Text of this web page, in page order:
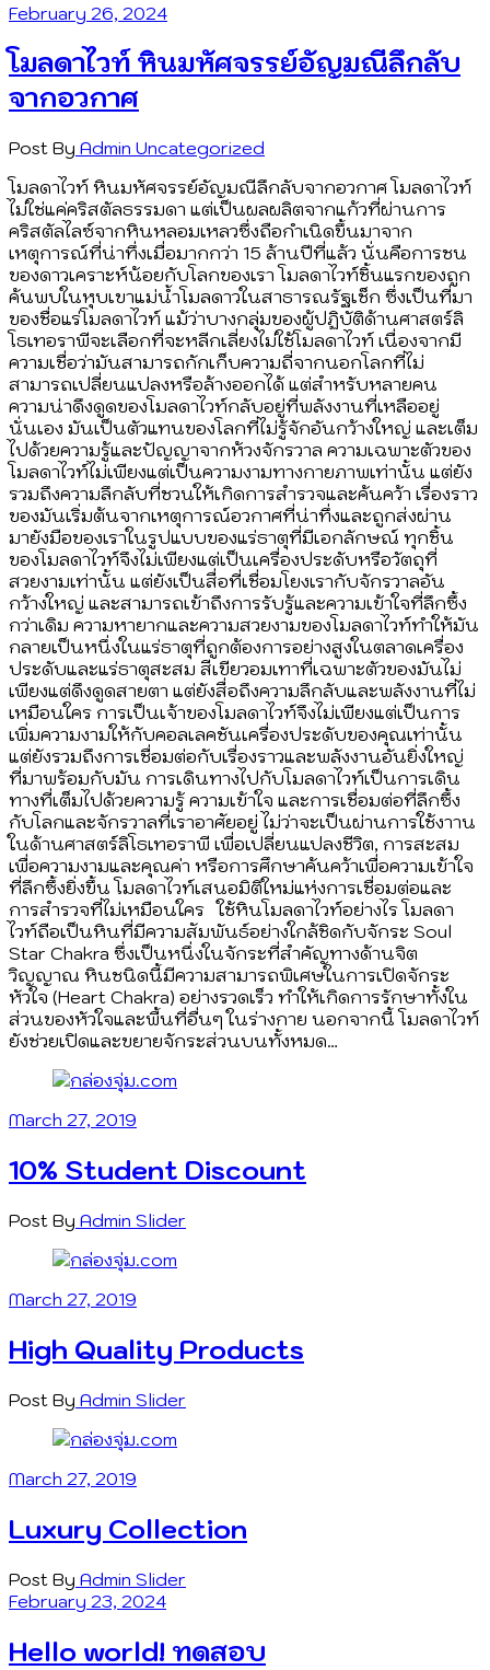
February 26, 2024
โมลดาไวท์ หินมหัศจรรย์อัญมณีลึกลับ
จากอวกาศ
Post By Admin Uncategorized
โมลดาไวท์ หินมหัศจรรย์อัญมณีลึกลับจากอวกาศ โมลดาไวท์
ไม่ใช่แค่คริสตัลธรรมดา แต่เป็นผลผลิตจากแก้วที่ผ่านการ
คริสตัลไลซ์จากหินหลอมเหลวซึ่งถือกำเนิดขึ้นมาจาก
เหตุการณ์ที่น่าทึ่งเมื่อมากกว่า 15 ล้านปีที่แล้ว นั่นคือการชน
ของดาวเคราะห์น้อยกับโลกของเรา โมลดาไวท์ชิ้นแรกของถูก
ค้นพบในหุบเขาแม่น้ำโมลดาวในสาธารณรัฐเช็ก ซึ่งเป็นที่มา
ของชื่อแร่โมลดาไวท์ แม้ว่าบางกลุ่มของผู้ปฏิบัติด้านศาสตร์ลิ
โธเทอราพีจะเลือกที่จะหลีกเลี่ยงไม่ใช้โมลดาไวท์ เนื่องจากมี
ความเชื่อว่ามันสามารถกักเก็บความถี่จากนอกโลกที่ไม่
สามารถเปลี่ยนแปลงหรือล้างออกได้ แต่สำหรับหลายคน
ความน่าดึงดูดของโมลดาไวท์กลับอยู่ที่พลังงานที่เหลืออยู่
นั่นเอง มันเป็นตัวแทนของโลกที่ไม่รู้จักอันกว้างใหญ่ และเต็ม
ไปด้วยความรู้และปัญญาจากห้วงจักรวาล ความเฉพาะตัวของ
โมลดาไวท์ไม่เพียงแต่เป็นความงามทางกายภาพเท่านั้น แต่ยัง
รวมถึงความลึกลับที่ชวนให้เกิดการสำรวจและค้นคว้า เรื่องราว
ของมันเริ่มต้นจากเหตุการณ์อวกาศที่น่าทึ่งและถูกส่งผ่าน
มายังมือของเราในรูปแบบของแร่ธาตุที่มีเอกลักษณ์ ทุกชิ้น
ของโมลดาไวท์จึงไม่เพียงแต่เป็นเครื่องประดับหรือวัตถุที่
สวยงามเท่านั้น แต่ยังเป็นสื่อที่เชื่อมโยงเรากับจักรวาลอัน
กว้างใหญ่ และสามารถเข้าถึงการรับรู้และความเข้าใจที่ลึกซึ้ง
กว่าเดิม ความหายากและความสวยงามของโมลดาไวท์ทำให้มัน
กลายเป็นหนึ่งในแร่ธาตุที่ถูกต้องการอย่างสูงในตลาดเครื่อง
ประดับและแร่ธาตุสะสม สีเขียวอมเทาที่เฉพาะตัวของมันไม่
เพียงแต่ดึงดูดสายตา แต่ยังสื่อถึงความลึกลับและพลังงานที่ไม่
เหมือนใคร การเป็นเจ้าของโมลดาไวท์จึงไม่เพียงแต่เป็นการ
เพิ่มความงามให้กับคอลเลคชันเครื่องประดับของคุณเท่านั้น
แต่ยังรวมถึงการเชื่อมต่อกับเรื่องราวและพลังงานอันยิ่งใหญ่
ที่มาพร้อมกับมัน การเดินทางไปกับโมลดาไวท์เป็นการเดิน
ทางที่เต็มไปด้วยความรู้ ความเข้าใจ และการเชื่อมต่อที่ลึกซึ้ง
กับโลกและจักรวาลที่เราอาศัยอยู่ ไม่ว่าจะเป็นผ่านการใช้งาาน
ในด้านศาสตร์ลิโธเทอราพี เพื่อเปลี่ยนแปลงชีวิต, การสะสม
เพื่อความงามและคุณค่า หรือการศึกษาค้นคว้าเพื่อความเข้าใจ
ที่ลึกซึ้งยิ่งขึ้น โมลดาไวท์เสนอมิติใหม่แห่งการเชื่อมต่อและ
การสำรวจที่ไม่เหมือนใคร ใช้หินโมลดาไวท์อย่างไร โมลดา
ไวท์ถือเป็นหินที่มีความสัมพันธ์อย่างใกล้ชิดกับจักระ Soul
Star Chakra ซึ่งเป็นหนึ่งในจักระที่สำคัญทางด้านจิต
วิญญาณ หินชนิดนี้มีความสามารถพิเศษในการเปิดจักระ
หัวใจ (Heart Chakra) อย่างรวดเร็ว ทำให้เกิดการรักษาทั้งใน
ส่วนของหัวใจและพื้นที่อื่นๆ ในร่างกาย นอกจากนี้ โมลดาไวท์
ยังช่วยเปิดและขยายจักระส่วนบนทั้งหมด…
March 27, 2019
10% Student Discount
Post By Admin Slider
March 27, 2019
High Quality Products
Post By Admin Slider
March 27, 2019
Luxury Collection
Post By Admin Slider
February 23, 2024
Hello world! ทดสอบ